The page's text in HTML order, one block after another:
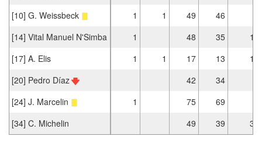
[10] G. Weissbeck
1 1 49
46
[14] Vital Manuel N'Simba
1 48 35
1
[17] A. Elis
1 1 17 13
1
[20] Pedro Díaz
42
34
[24] J. Marcelin
1 75
69
[34] C. Michelin
49 39 3